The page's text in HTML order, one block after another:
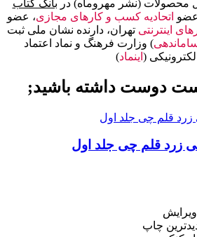
محصولات (نشر مهروماه) در بانک کتاب
اتحادیه کسب و کارهای مجازی، عضو
اینترنتی تهران، دارنده نشان ملی ثبت
) وزارت فرهنگ و نماد اعتماد
الکترونیکی ( اینماد)
دوست داشته باشید;
چاپ